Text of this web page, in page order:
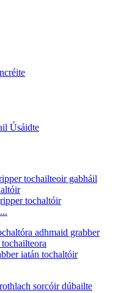
Úsáidte
tochaltóir
iatán tochaltóir